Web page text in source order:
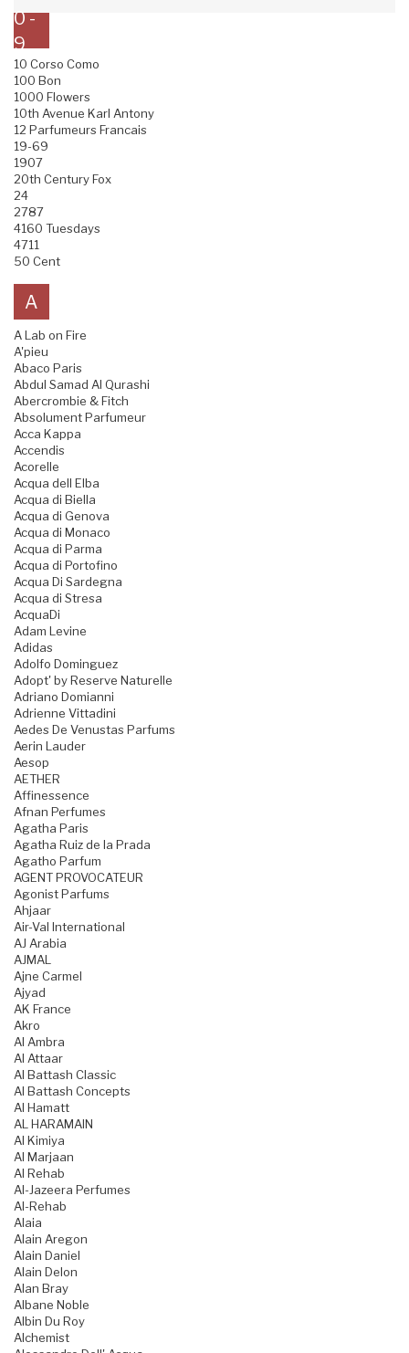
0 -
9
10 Corso Como
100 Bon
1000 Flowers
10th Avenue Karl Antony
12 Parfumeurs Francais
19-69
1907
20th Century Fox
24
2787
4160 Tuesdays
4711
50 Cent
A
A Lab on Fire
A'pieu
Abaco Paris
Abdul Samad Al Qurashi
Abercrombie & Fitch
Absolument Parfumeur
Acca Kappa
Accendis
Acorelle
Acqua dell Elba
Acqua di Biella
Acqua di Genova
Acqua di Monaco
Acqua di Parma
Acqua di Portofino
Acqua Di Sardegna
Acqua di Stresa
AcquaDi
Adam Levine
Adidas
Adolfo Dominguez
Adopt' by Reserve Naturelle
Adriano Domianni
Adrienne Vittadini
Aedes De Venustas Parfums
Aerin Lauder
Aesop
AETHER
Affinessence
Afnan Perfumes
Agatha Paris
Agatha Ruiz de la Prada
Agatho Parfum
AGENT PROVOCATEUR
Agonist Parfums
Ahjaar
Air-Val International
AJ Arabia
AJMAL
Ajne Carmel
Ajyad
AK France
Akro
Al Ambra
Al Attaar
Al Battash Classic
Al Battash Concepts
Al Hamatt
AL HARAMAIN
Al Kimiya
Al Marjaan
Al Rehab
Al-Jazeera Perfumes
Al-Rehab
Alaia
Alain Aregon
Alain Daniel
Alain Delon
Alan Bray
Albane Noble
Albin Du Roy
Alchemist